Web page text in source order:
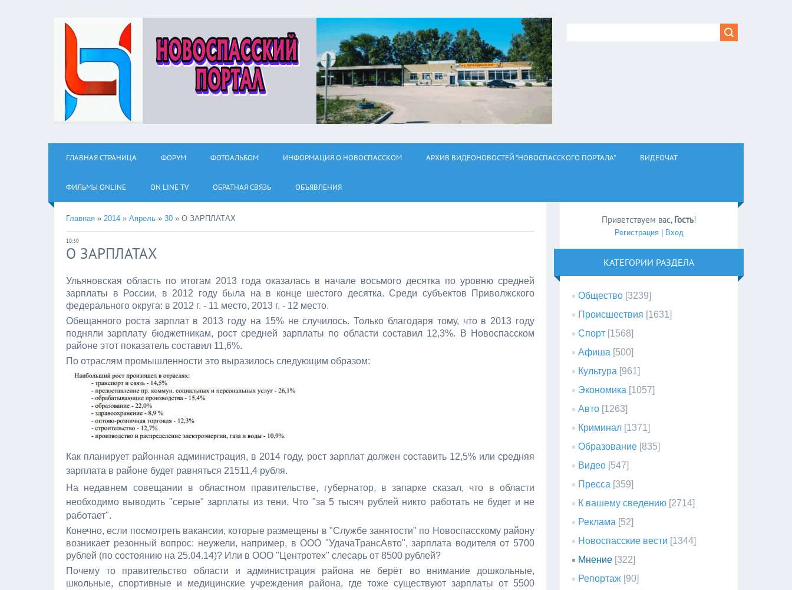
ГЛАВНАЯ СТРАНИЦА ФОРУМ ФОТОАЛЬБОМ ИНФОРМАЦИЯ О НОВОСПАССКОМ АРХИВ ВИДЕОНОВОСТЕЙ "НОВОСПАССКОГО ПОРТАЛА" ВИДЕОЧАТ
ФИЛЬМЫ ОNLINE ON LINE TV ОБРАТНАЯ СВЯЗЬ ОБЪЯВЛЕНИЯ
Главная » 2014 » Апрель » 30 » О ЗАРПЛАТАХ
10:30
О ЗАРПЛАТАХ
Ульяновская область по итогам 2013 года оказалась в начале восьмого десятка по уровню средней
зарплаты в России, в 2012 году была на в конце шестого десятка. Среди субъектов Приволжского
федерального округа: в 2012 г. - 11 место, 2013 г. - 12 место.
Обещанного роста зарплат в 2013 году на 15% не случилось. Только благодаря тому, что в 2013 году
подняли зарплату бюджетникам, рост средней зарплаты по области составил 12,3%. В Новоспасском
районе этот показатель составил 11,6%.
По отраслям промышленности это выразилось следующим образом:
Как планирует районная администрация, в 2014 году, рост зарплат должен составить 12,5% или средняя
зарплата в районе будет равняться 21511,4 рубля.
На недавнем совещании в областном правительстве, губернатор, в запарке сказал, что в области
необходимо выводить "серые" зарплаты из тени. Что "за 5 тысяч рублей никто работать не будет и не
работает".
Конечно, если посмотреть вакансии, которые размещены в "Службе занятости" по Новоспасскому району
возникает резонный вопрос: неужели, например, в ООО "УдачаТрансАвто", зарплата водителя от 5700
рублей (по состоянию на 25.04.14)? Или в ООО "Центротех" слесарь от 8500 рублей?
Почему то правительство области и администрация района не берёт во внимание дошкольные,
школьные, спортивные и медицинские учреждения района, где тоже существуют зарплаты от 5500
Приветствуем вас, Гость!
Регистрация| Вход
КАТЕГОРИИ РАЗДЕЛА
Общество [3239]
Происшествия [1631]
Спорт [1568]
Афиша [500]
Культура [961]
Экономика [1057]
Авто [1263]
Криминал [1371]
Образование [835]
Видео [547]
Пресса [359]
К вашему сведению [2714]
Реклама [52]
Новоспасские вести [1344]
Мнение [322]
Репортаж [90]